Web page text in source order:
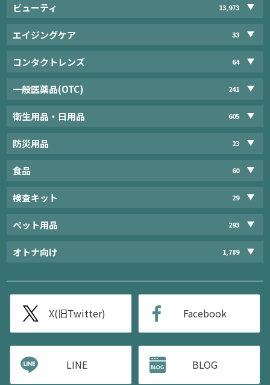
ビューティ 13,973
エイジングケア 33
コンタクトレンズ 64
一般医薬品(OTC) 241
衛生用品・日用品 605
防災用品 23
食品 60
検査キット 29
ペット用品 293
オトナ向け 1,789
X(旧Twitter) Facebook
LINE BLOG